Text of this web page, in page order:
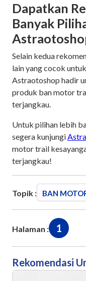
Dapatkan
Banyak
Selain kedua
lain yang cocok
Astraotoshop hadir
produk ban motor
terjangkau.
Untuk pilihan lebih
segera kunjungi
motor trail
terjangkau!
Topik : BAN
Halaman : 1
Rekomendasi